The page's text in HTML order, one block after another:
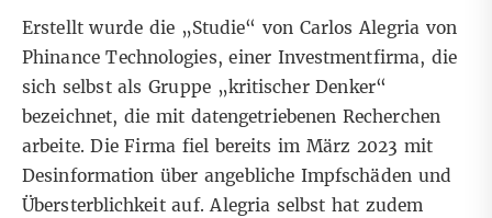
Erstellt wurde die „Studie“ von Carlos Alegria von
Phinance Technologies, einer Investmentfirma, die
sich selbst als Gruppe „kritischer Denker“
bezeichnet, die mit datengetriebenen Recherchen
arbeite. Die Firma fiel bereits im März 2023 mit
Desinformation über angebliche Impfschäden und
Übersterblichkeit auf. Alegria selbst hat zudem